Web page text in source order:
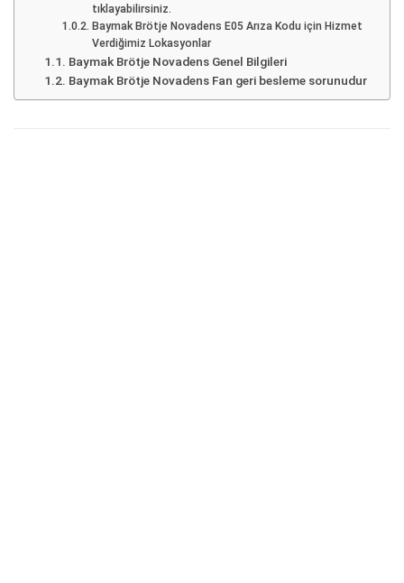
tıklayabilirsiniz.
Baymak Brötje Novadens E05 Arıza Kodu için Hizmet
Verdiğimiz Lokasyonlar
Baymak Brötje Novadens Genel Bilgileri
Baymak Brötje Novadens Fan geri besleme sorunudur